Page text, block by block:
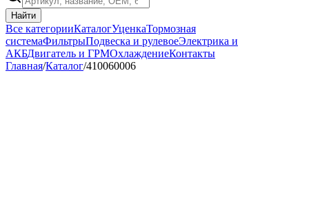
Найти
Все категорииКаталогУценкаТормозная
системаФильтрыПодвеска и рулевоеЭлектрика и
АКБДвигатель и ГРМОхлаждениеКонтакты
Главная/Каталог/410060006